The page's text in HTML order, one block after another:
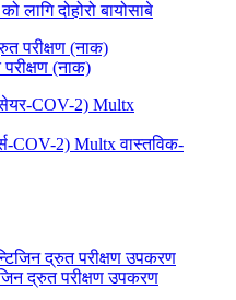
दोहोरो बायोसाबे
(नाक)
COV-2) Multx वास्तविक-
द्रुत परीक्षण उपकरण